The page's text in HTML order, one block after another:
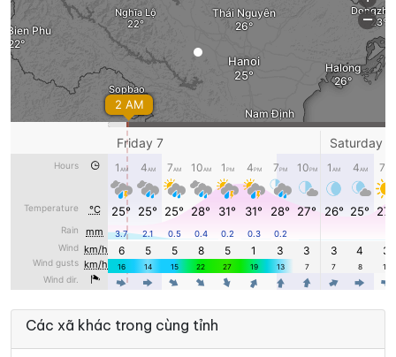
Các xã khác trong cùng tỉnh